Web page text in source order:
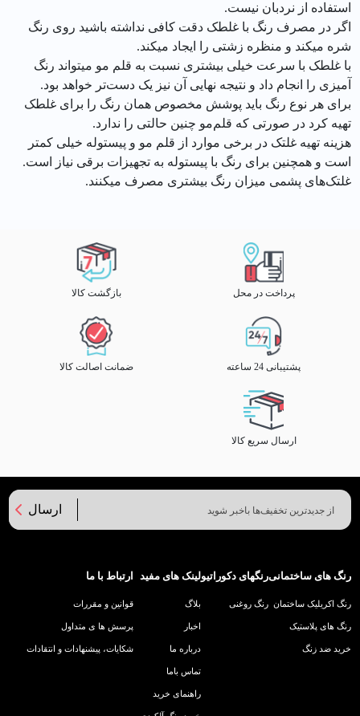
استفاده از نردبان نیست.
اگر در مصرف رنگ با غلطک دقت کافی نداشته باشید روی رنگ
شره میکند و منظره زشتی را ایجاد میکند.
با غلطک با سرعت خیلی بیشتری نسبت به قلم مو میتواند رنگ
آمیزی را انجام داد و نتیجه نهایی آن نیز یک دست‌تر خواهد بود.
برای هر نوع رنگ باید پوشش مخصوص همان رنگ را برای غلطک
تهیه کرد در صورتی که قلم‌مو چنین حالتی را ندارد.
هزینه تهیه غلتک در برخی موارد از قلم مو و پیستوله خیلی کمتر
است و همچنین برای رنگ با پیستوله به تجهیزات برقی نیاز است.
غلتک‌های پشمی میزان رنگ بیشتری مصرف میکنند.
پرداخت در محل بازگشت کالا
پشتیبانی 24 ساعته ضمانت اصالت کالا
ارسال سریع کالا
ارسال
رنگ های ساختمانی
رنگ اکریلیک ساختمان
رنگ های پلاستیک
خرید ضد زنگ
رنگهای دکوراتیو
رنگ روغنی
لینک های مفید
بلاگ
اخبار
درباره ما
تماس باما
راهنمای خرید
ارتباط با ما
قوانین و مقررات
پرسش ها ی متداول
شکایات، پیشنهادات و انتقادات